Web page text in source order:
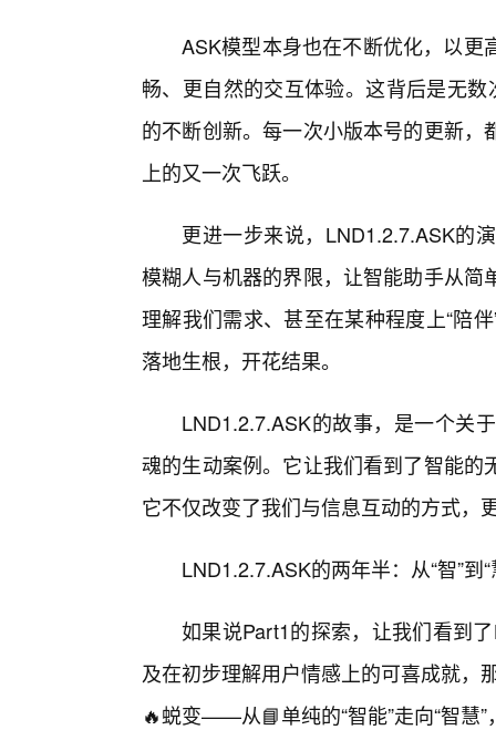
ASK模型本身也在不断优化，以更
畅、更自然的交互体验。这背后是无
的不断创新。每一次小版本号的更新
上的又一次飞跃。
更进一步来说，LND1.2.7.ASK的
模糊人与机器的界限，让智能助手从
理解我们需求、甚至在某种程度上“陪
落地生根，开花结果。
LND1.2.7.ASK的故事，是一个关
魂的生动案例。它让我们看到了智能
它不仅改变了我们与信息互动的方式，
LND1.2.7.ASK的两年半：从“智”
如果说Part1的探索，让我们看到
及在初步理解用户情感上的可喜成就，
🔥蜕变——从📘单纯的“智能”走向“智慧